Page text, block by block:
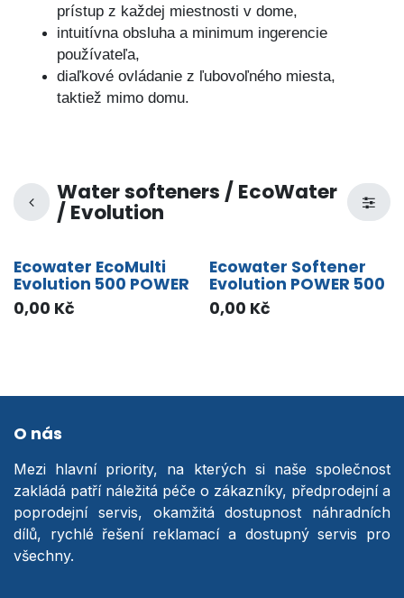
prístup z každej miestnosti v dome,
intuitívna obsluha a minimum ingerencie
používateľa,
diaľkové ovládanie z ľubovoľného miesta,
taktiež mimo domu.
Water softeners / EcoWater
/ Evolution
Ecowater EcoMulti
Evolution 500 POWER
0,00 Kč
Ecowater Softener
Evolution POWER 500
0,00 Kč
O nás
Mezi hlavní priority, na kterých si naše společnost
zakládá patří náležitá péče o zákazníky, předprodejní a
poprodejní servis, okamžitá dostupnost náhradních
dílů, rychlé řešení reklamací a dostupný servis pro
všechny.